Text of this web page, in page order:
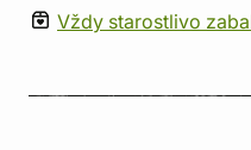
Vždy starostlivo